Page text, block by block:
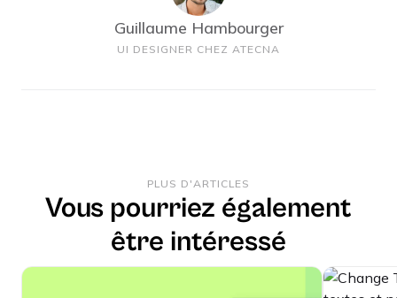
Guillaume Hambourger
UI DESIGNER CHEZ ATECNA
PLUS D'ARTICLES
Vous pourriez également
être intéressé